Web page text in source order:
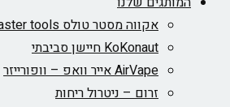
אקווה מסטר טולס Aqua Master tools
KoKonaut חיישן סביבתי
AirVape אייר וואפ – וופורייזר
זרום – ניטרול ריחות